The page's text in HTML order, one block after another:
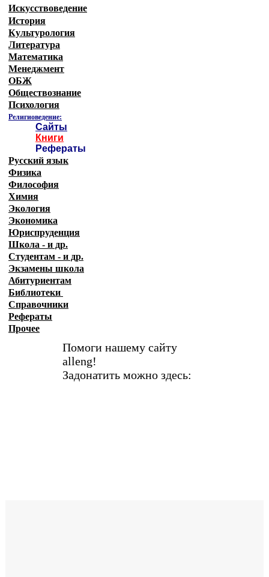
Искусствоведение
История
Культурология
Литература
Математика
Менеджмент
ОБЖ
Обществознание
Психология
Религиоведение:
Сайты
Книги
Рефераты
Русский язык
Физика
Философия
Химия
Экология
Экономика
Юриспруденция
Школа - и др.
Студентам - и др.
Экзамены школа
Абитуриентам
Библиотеки
Справочники
Рефераты
Прочее
Помоги нашему сайту
alleng!
Задонатить можно здесь: